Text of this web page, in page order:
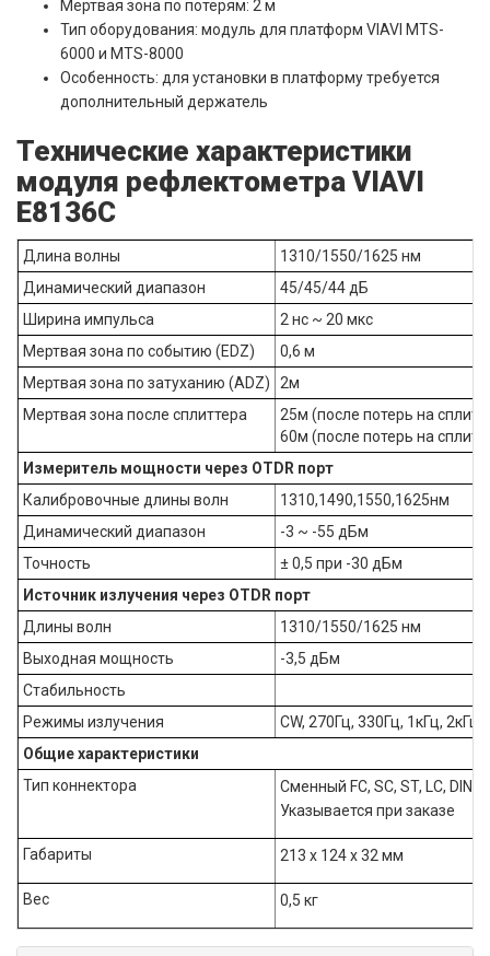
Мертвая зона по потерям: 2 м
Тип оборудования: модуль для платформ VIAVI MTS-
6000 и MTS-8000
Особенность: для установки в платформу требуется
дополнительный держатель
Технические характеристики
модуля рефлектометра VIAVI
E8136С
Длина волны
1310/1550/1625 нм
Динамический диапазон
45/45/44 дБ
Ширина импульса
2 нс ~ 20 мкс
Мертвая зона по событию (EDZ)
0,6 м
Мертвая зона по затуханию (ADZ)
2м
Мертвая зона после сплиттера
25м (после потерь на
60м (после потерь на
Измеритель мощности через OTDR порт
Калибровочные длины волн
1310,1490,1550,1625нм
Динамический диапазон
-3 ~ -55 дБм
Точность
± 0,5 при -30 дБм
Источник излучения через OTDR порт
Длины волн
1310/1550/1625 нм
Выходная мощность
-3,5 дБм
Стабильность
Режимы излучения
CW, 270Гц, 330Гц, 1кГц, 2кГц,
Общие характеристики
Тип коннектора
Сменный FС, SC, ST, LC, DIN
Указывается при заказе
Габариты 213 х 124 х 32 мм
Вес 0,5 кг